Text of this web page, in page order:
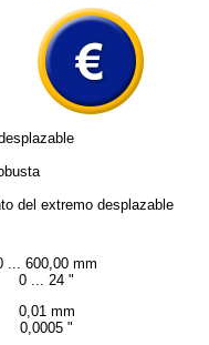
del extremo desplazable
... 600,00 mm
0 ... 24 "
0,01 mm
0,0005 "